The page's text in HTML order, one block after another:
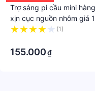
Trợ sáng pi cầu mini hàng
xịn cục nguồn nhôm giá 1
cặp
(1)
155.000₫